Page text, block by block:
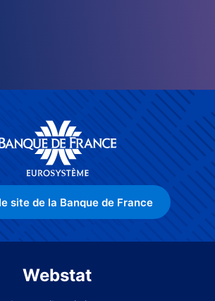
site de la Banque de France
Webstat